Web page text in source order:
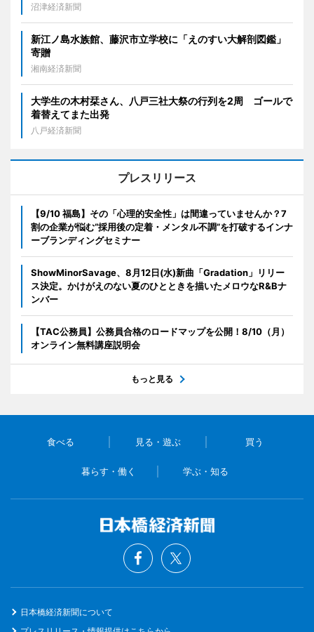
沼津経済新聞
新江ノ島水族館、藤沢市立学校に「えのすい大解剖図鑑」
寄贈
湘南経済新聞
大学生の木村栞さん、八戸三社大祭の行列を2周 ゴールで
着替えてまた出発
八戸経済新聞
プレスリリース
【9/10 福島】その「心理的安全性」は間違っていませんか？7
割の企業が悩む“採用後の定着・メンタル不調”を打破するインナ
ーブランディングセミナー
ShowMinorSavage、8月12日(水)新曲「Gradation」リリー
ス決定。かけがえのない夏のひとときを描いたメロウなR&Bナ
ンバー
【TAC公務員】公務員合格のロードマップを公開！8/10（月）
オンライン無料講座説明会
もっと見る
食べる 見る・遊ぶ 買う
暮らす・働く 学ぶ・知る
日本橋経済新聞について